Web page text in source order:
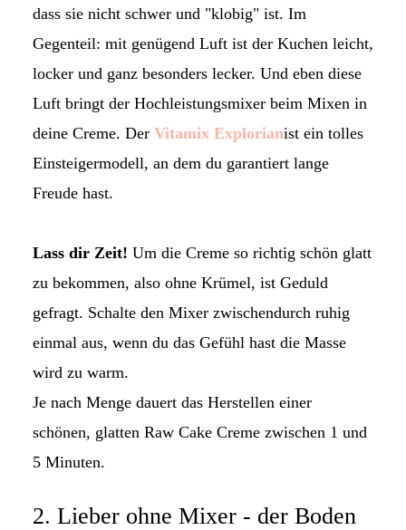
dass sie nicht schwer und "klobig" ist. Im
Gegenteil: mit genügend Luft ist der Kuchen leicht,
locker und ganz besonders lecker. Und eben diese
Luft bringt der Hochleistungsmixer beim Mixen in
deine Creme. Der Vitamix Explorianist ein tolles
Einsteigermodell, an dem du garantiert lange
Freude hast.
Lass dir Zeit! Um die Creme so richtig schön glatt
zu bekommen, also ohne Krümel, ist Geduld
gefragt. Schalte den Mixer zwischendurch ruhig
einmal aus, wenn du das Gefühl hast die Masse
wird zu warm.
Je nach Menge dauert das Herstellen einer
schönen, glatten Raw Cake Creme zwischen 1 und
5 Minuten.
2. Lieber ohne Mixer - der Boden